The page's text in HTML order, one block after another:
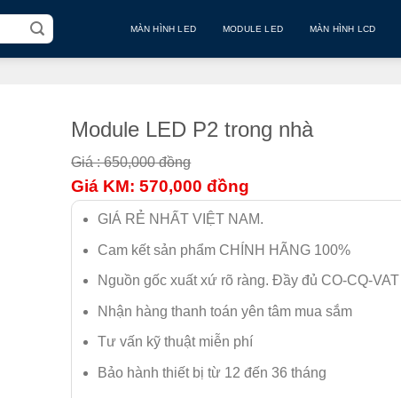
MÀN HÌNH LED MODULE LED MÀN HÌNH LCD
Module LED P2 trong nhà
Giá : 650,000đồng
Giá KM: 570,000 đồng
GIÁ RẺ NHẤT VIỆT NAM.
Cam kết sản phẩm CHÍNH HÃNG 100%
Nguồn gốc xuất xứ rõ ràng. Đầy đủ CO-CQ-VAT
Nhận hàng thanh toán yên tâm mua sắm
Tư vấn kỹ thuật miễn phí
Bảo hành thiết bị từ 12 đến 36 tháng